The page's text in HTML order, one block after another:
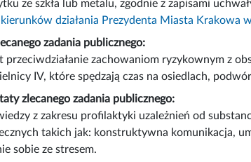
ze szkła lub metalu, zgodnie z zapisami
działania Prezydenta Miasta Krakowa
zadania publicznego:
przeciwdziałanie zachowaniom ryzykownym z
IV, które spędzają czas na osiedlach,
zlecanego zadania publicznego:
z zakresu profilaktyki uzależnień od
takich jak: konstruktywna komunikacja,
sobie ze stresem.